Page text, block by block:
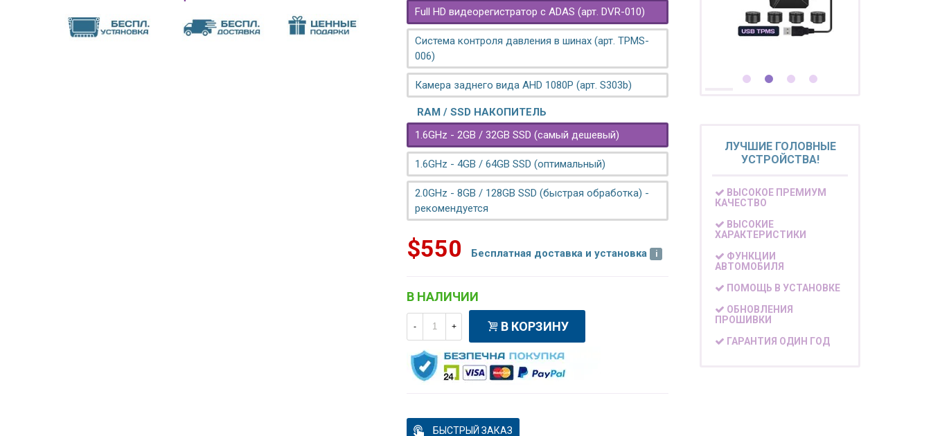
Full HD видеорегистратор с ADAS (арт. DVR-010)
Система контроля давления в шинах (арт. TPMS-
006)
Камера заднего вида AHD 1080P (арт. S303b)
RAM / SSD НАКОПИТЕЛЬ
1.6GHz - 2GB / 32GB SSD (самый дешевый)
1.6GHz - 4GB / 64GB SSD (оптимальный)
2.0GHz - 8GB / 128GB SSD (быстрая обработка) -
рекомендуется
$550 Бесплатная доставка и установка
В НАЛИЧИИ
- + В КОРЗИНУ
БЫСТРЫЙ ЗАКАЗ
ЛУЧШИЕ ГОЛОВНЫЕ
УСТРОЙСТВА!
ВЫСОКОЕ ПРЕМИУМ
КАЧЕСТВО
ВЫСОКИЕ
ХАРАКТЕРИСТИКИ
ФУНКЦИИ
АВТОМОБИЛЯ
ПОМОЩЬ В УСТАНОВКЕ
ОБНОВЛЕНИЯ
ПРОШИВКИ
ГАРАНТИЯ ОДИН ГОД